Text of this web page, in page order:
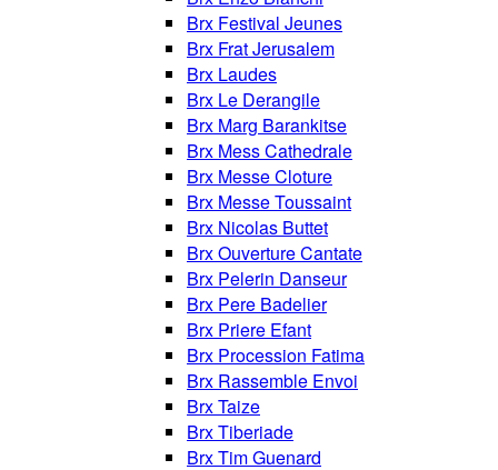
Brx Festival Jeunes
Brx Frat Jerusalem
Brx Laudes
Brx Le Derangile
Brx Marg Barankitse
Brx Mess Cathedrale
Brx Messe Cloture
Brx Messe Toussaint
Brx Nicolas Buttet
Brx Ouverture Cantate
Brx Pelerin Danseur
Brx Pere Badelier
Brx Priere Efant
Brx Procession Fatima
Brx Rassemble Envoi
Brx Taize
Brx Tiberiade
Brx Tim Guenard